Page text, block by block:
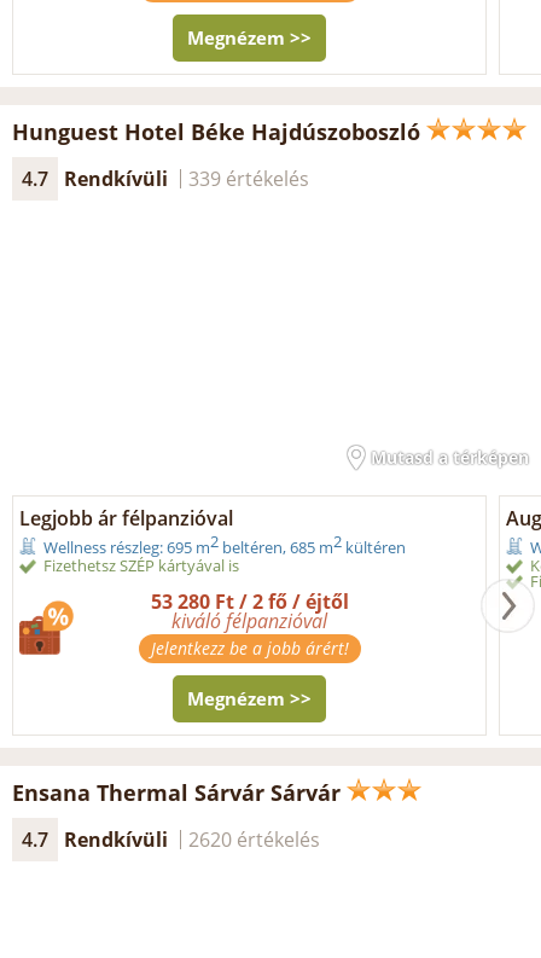
Megnézem >>
Hunguest Hotel Béke Hajdúszoboszló
4.7 Rendkívüli 339 értékelés
Mutasd a térképen
Legjobb ár félpanzióval
Wellness részleg: 695 m2 beltéren, 685 m2 kültéren
Fizethetsz SZÉP kártyával is
53 280 Ft / 2 fő / éjtől
kiváló félpanzióval
Jelentkezz be a jobb árért!
Megnézem >>
Ensana Thermal Sárvár Sárvár
4.7 Rendkívüli 2620 értékelés